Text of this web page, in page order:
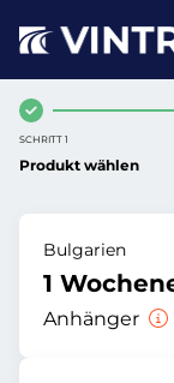
SCHRITT 1
Produkt wählen
Bulgarien
1
Anhänger